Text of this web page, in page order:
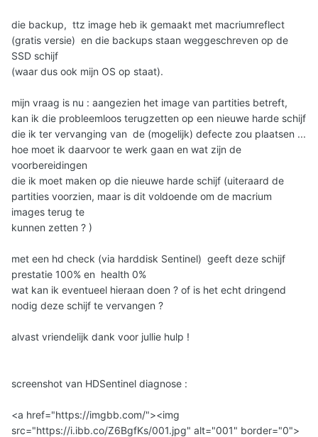
die backup, ttz image heb ik gemaakt met macriumreflect
(gratis versie) en die backups staan weggeschreven op de
SSD schijf
(waar dus ook mijn OS op staat).
mijn vraag is nu : aangezien het image van partities betreft,
kan ik die probleemloos terugzetten op een nieuwe harde schijf
die ik ter vervanging van de (mogelijk) defecte zou plaatsen ...
hoe moet ik daarvoor te werk gaan en wat zijn de
voorbereidingen
die ik moet maken op die nieuwe harde schijf (uiteraard de
partities voorzien, maar is dit voldoende om de macrium
images terug te
kunnen zetten ? )
met een hd check (via harddisk Sentinel) geeft deze schijf
prestatie 100% en health 0%
wat kan ik eventueel hieraan doen ? of is het echt dringend
nodig deze schijf te vervangen ?
alvast vriendelijk dank voor jullie hulp !
screenshot van HDSentinel diagnose :
<a href="https://imgbb.com/"><img
src="https://i.ibb.co/Z6BgfKs/001.jpg" alt="001" border="0">